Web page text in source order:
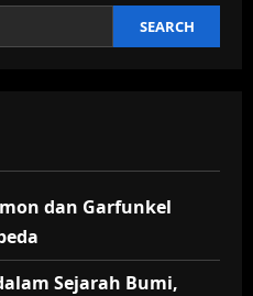
SEARCH
dan Garfunkel
Sejarah Bumi,